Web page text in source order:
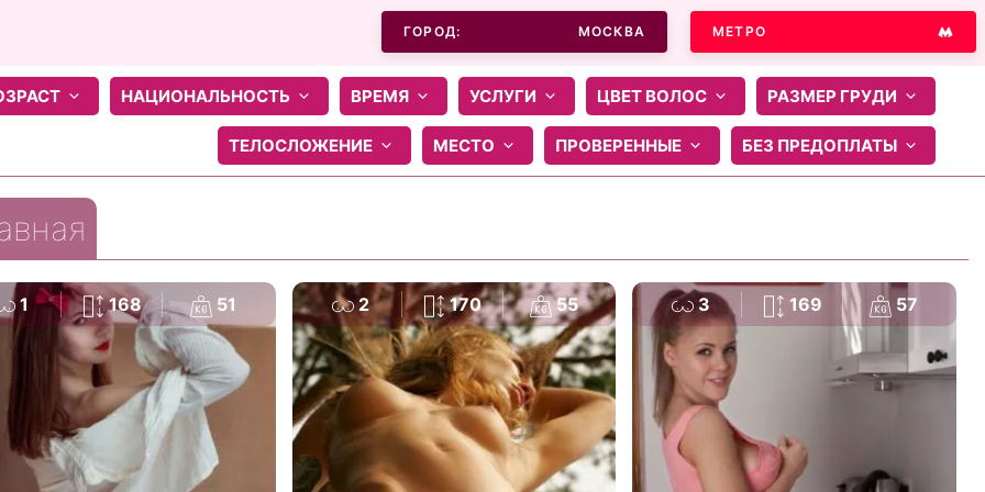
ГОРОД: МОСКВА МЕТРО
НАЦИОНАЛЬНОСТЬ ВРЕМЯ УСЛУГИ ЦВЕТ ВОЛОС РАЗМЕР ГРУДИ
ТЕЛОСЛОЖЕНИЕ МЕСТО ПРОВЕРЕННЫЕ БЕЗ ПРЕДОПЛАТЫ
1 168 51 2 170 55 3 169 57